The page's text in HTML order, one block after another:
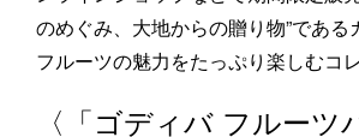
のめぐみ、大地からの贈り物”である
フルーツの魅力をたっぷり楽しむコ
〈「ゴディバ フルーツ